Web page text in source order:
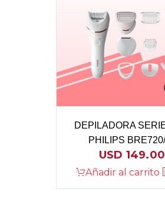
DEPILADORA
PHILIPS
USD 149.00
Añadir al carrito